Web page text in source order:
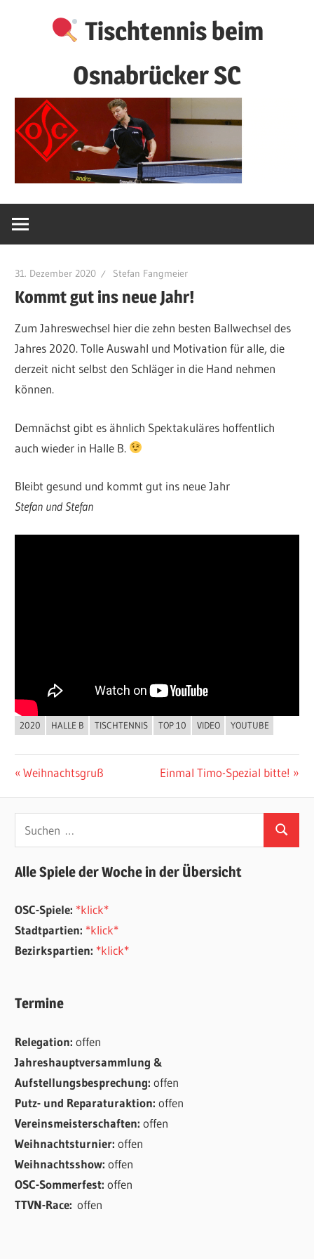
Tischtennis beim
Osnabrücker SC
31. Dezember 2020 Stefan Fangmeier
Kommt gut ins neue Jahr!
Zum Jahreswechsel hier die zehn besten Ballwechsel des
Jahres 2020. Tolle Auswahl und Motivation für alle, die
derzeit nicht selbst den Schläger in die Hand nehmen
können.
Demnächst gibt es ähnlich Spektakuläres hoffentlich
auch wieder in Halle B.
Bleibt gesund und kommt gut ins neue Jahr
Stefan und Stefan
ALLGEMEIN
2020 HALLE B TISCHTENNIS TOP 10 VIDEO YOUTUBE
Beitragsnavigation
Vorheriger
Weihnachtsgruß
Nächster
Einmal Timo-Spezial bitte!
Suchen
Alle Spiele der Woche in der Übersicht
OSC-Spiele: *klick*
Stadtpartien: *klick*
Bezirkspartien: *klick*
Termine
Relegation:offen
Jahreshauptversammlung &
Aufstellungsbesprechung:offen
Putz- und Reparaturaktion:offen
Vereinsmeisterschaften:offen
Weihnachtsturnier:offen
Weihnachtsshow:offen
OSC-Sommerfest:offen
TTVN-Race:offen